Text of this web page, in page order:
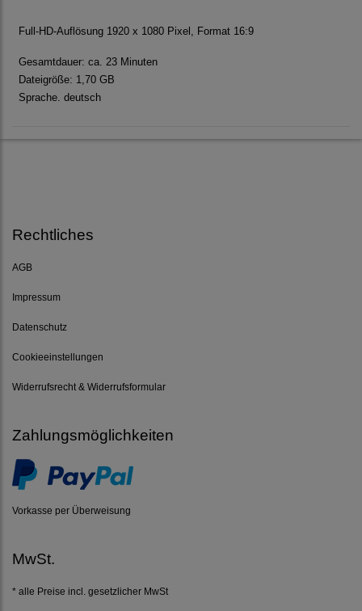
Full-HD-Auflösung 1920 x 1080 Pixel, Format 16:9
Gesamtdauer: ca. 23 Minuten
Dateigröße: 1,70 GB
Sprache. deutsch
Rechtliches
AGB
Impressum
Datenschutz
Cookieeinstellungen
Widerrufsrecht & Widerrufsformular
Zahlungsmöglichkeiten
Vorkasse per Überweisung
MwSt.
* alle Preise incl. gesetzlicher MwSt